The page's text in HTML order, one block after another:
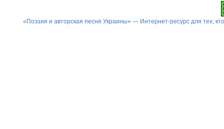
«Поэзия и авторская песня Украины» — Интернет-ресурс для тех,